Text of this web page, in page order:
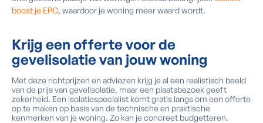
boost je EPC, waardoor je woning meer waard wordt.
Krijg een offerte voor de
gevelisolatie van jouw woning
Met deze richtprijzen en adviezen krijg je al een realistisch beeld
van de prijs van gevelisolatie, maar een plaatsbezoek geeft
zekerheid. Een isolatiespecialist komt gratis langs om een offerte
op te maken op basis van de technische en praktische
kenmerken van je woning. Zo kan je concreet budgetteren.